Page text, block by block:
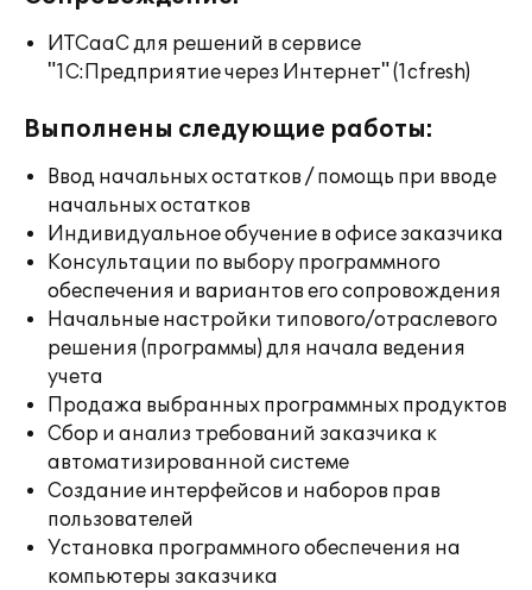
ИТСааС для решений в сервисе
"1С:Предприятие через Интернет" (1cfresh)
Выполнены следующие работы:
Ввод начальных остатков / помощь при вводе
начальных остатков
Индивидуальное обучение в офисе заказчика
Консультации по выбору программного
обеспечения и вариантов его сопровождения
Начальные настройки типового/отраслевого
решения (программы) для начала ведения
учета
Продажа выбранных программных продуктов
Сбор и анализ требований заказчика к
автоматизированной системе
Создание интерфейсов и наборов прав
пользователей
Установка программного обеспечения на
компьютеры заказчика